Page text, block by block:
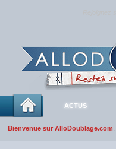
ACTUS
Bienvenue sur AlloDoublage.com